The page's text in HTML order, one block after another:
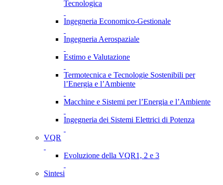
Tecnologica
Ingegneria Economico-Gestionale
Ingegneria Aerospaziale
Estimo e Valutazione
Termotecnica e Tecnologie Sostenibili per
l’Energia e l’Ambiente
Macchine e Sistemi per l’Energia e l’Ambiente
Ingegneria dei Sistemi Elettrici di Potenza
VQR
Evoluzione della VQR1, 2 e 3
Sintesi